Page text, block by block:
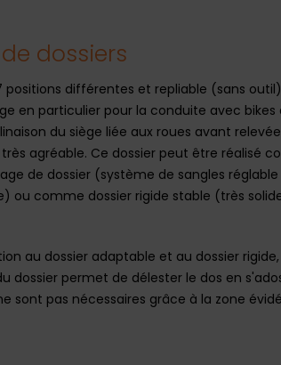
dossiers
positions différentes et repliable (sans
en particulier pour la conduite avec
du siège liée aux roues avant
agréable. Ce dossier peut être réalisé
de dossier (système de sangles
ou comme dossier rigide stable (très
au dossier adaptable et au dossier
dossier permet de délester le dos en
sont pas nécessaires grâce à la zone